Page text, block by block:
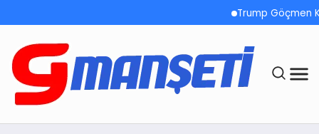
Trump Göçmen